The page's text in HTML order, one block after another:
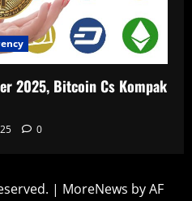
2025, Bitcoin Cs Kompak
0
| MoreNews by AF